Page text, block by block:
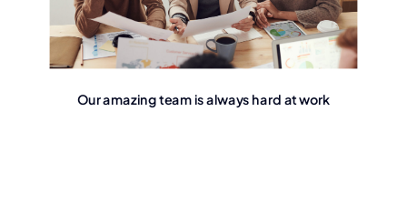
Our amazing team is always hard at work